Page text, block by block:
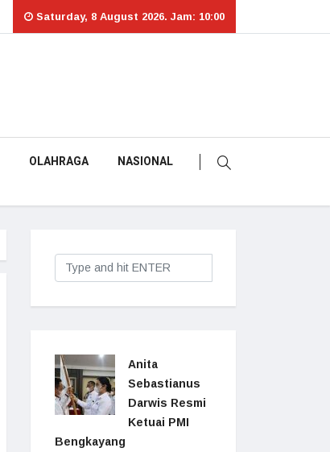
Saturday, 8 August 2026. Jam: 10:00
OLAHRAGA NASIONAL
Anita
Sebastianus
Darwis Resmi
Ketuai PMI
Bengkayang